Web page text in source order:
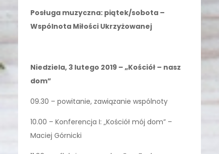
Posługa muzyczna: piątek/sobota –
Wspólnota Miłości Ukrzyżowanej
Niedziela, 3 lutego 2019 – „Kościół – nasz
dom”
09.30 – powitanie, zawiązanie wspólnoty
10.00 – Konferencja I: „Kościół mój dom” –
Maciej Górnicki